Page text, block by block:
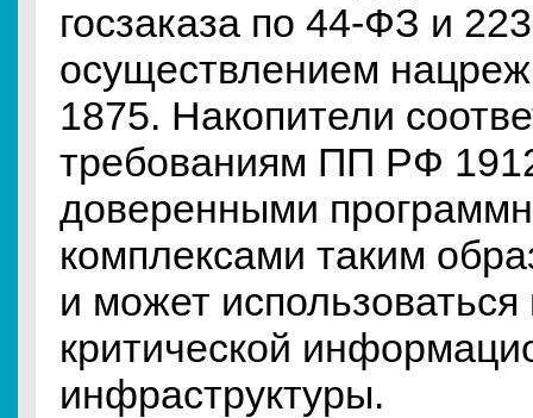
госзаказа по 44-ФЗ и
осуществлением
1875. Накопители
требованиям ПП РФ
доверенными
комплексами таким
и может использоваться
критической
инфраструктуры.